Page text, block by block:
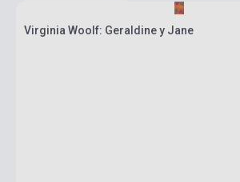
Virginia Woolf: Geraldine y Jane